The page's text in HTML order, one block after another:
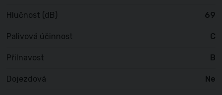
Hlučnost (dB) 69
Palivová účinnost C
Přilnavost B
Dojezdová Ne